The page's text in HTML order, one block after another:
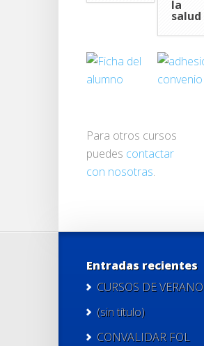
la
salud
Para otros cursos
puedes contactar
con nosotras.
Entradas recientes
CURSOS DE VERANO
(sin título)
CONVALIDAR FOL